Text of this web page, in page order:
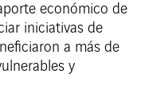
económico de
iniciativas de
a más de
y